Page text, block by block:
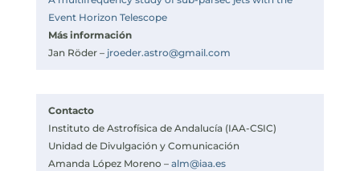
Event Horizon Telescope
Más información
Jan Röder – jroeder.astro@gmail.com
Contacto
Instituto de Astrofísica de Andalucía (IAA-CSIC)
Unidad de Divulgación y Comunicación
Amanda López Moreno – alm@iaa.es